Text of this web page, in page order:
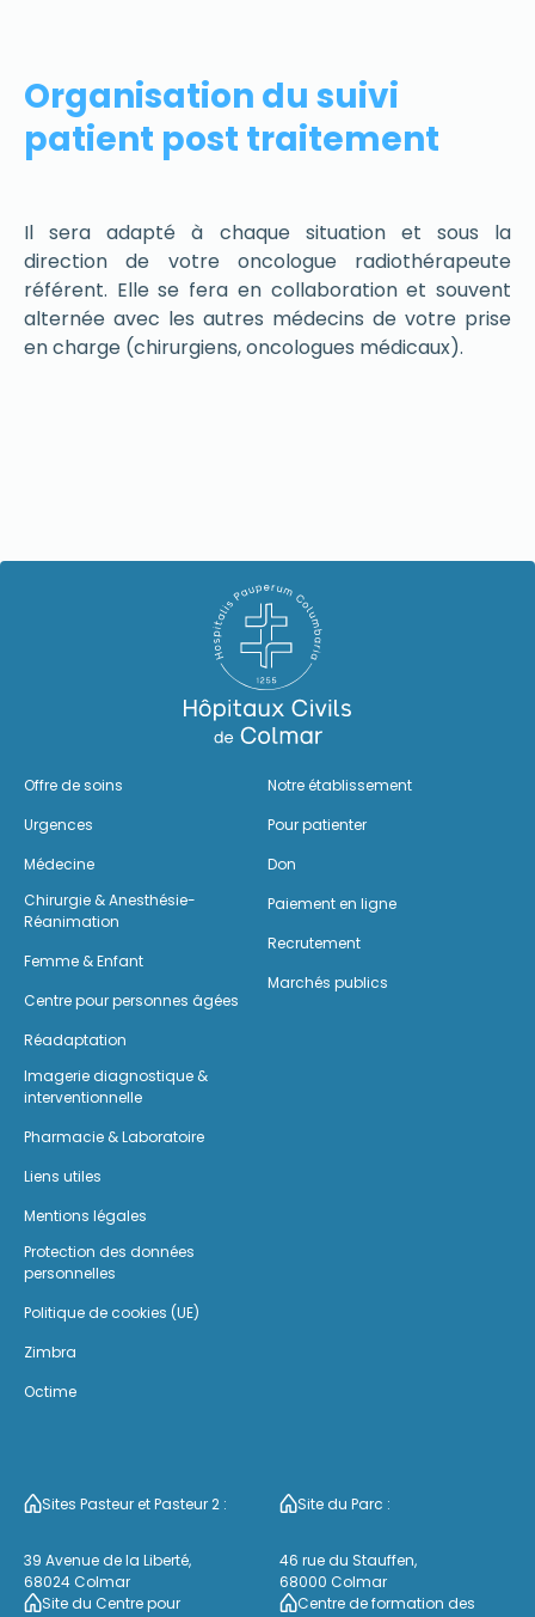
Organisation du suivi
patient post traitement
Il sera adapté à chaque situation et sous la
direction de votre oncologue radiothérapeute
référent. Elle se fera en collaboration et souvent
alternée avec les autres médecins de votre prise
en charge (chirurgiens, oncologues médicaux).
Offre de soins
Urgences
Médecine
Chirurgie & Anesthésie-
Réanimation
Femme & Enfant
Centre pour personnes âgées
Réadaptation
Imagerie diagnostique &
interventionnelle
Pharmacie & Laboratoire
Notre établissement
Pour patienter
Don
Paiement en ligne
Recrutement
Marchés publics
Liens utiles
Mentions légales
Protection des données
personnelles
Politique de cookies (UE)
Zimbra
Octime
Sites Pasteur et Pasteur 2 :
39 Avenue de la Liberté,
68024 Colmar
Site du Parc :
46 rue du Stauffen,
68000 Colmar
Site du Centre pour
Centre de formation des